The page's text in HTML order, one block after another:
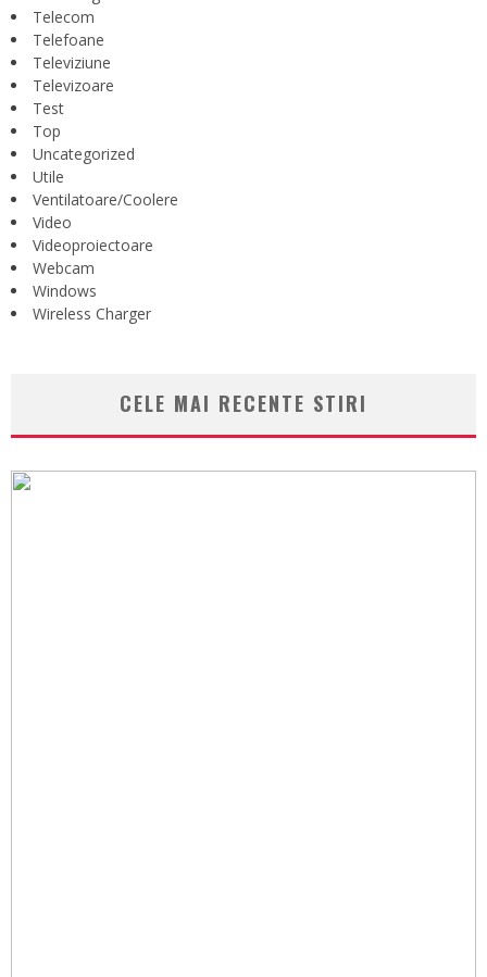
Telecom
Telefoane
Televiziune
Televizoare
Test
Top
Uncategorized
Utile
Ventilatoare/Coolere
Video
Videoproiectoare
Webcam
Windows
Wireless Charger
CELE MAI RECENTE STIRI